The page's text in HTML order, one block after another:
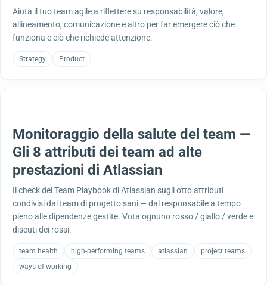
Aiuta il tuo team agile a riflettere su responsabilità, valore,
allineamento, comunicazione e altro per far emergere ciò che
funziona e ciò che richiede attenzione.
Strategy Product
Monitoraggio della salute del team —
Gli 8 attributi dei team ad alte
prestazioni di Atlassian
Il check del Team Playbook di Atlassian sugli otto attributi
condivisi dai team di progetto sani — dal responsabile a tempo
pieno alle dipendenze gestite. Vota ognuno rosso / giallo / verde e
discuti dei rossi.
team health high-performing teams atlassian
project teams
ways of working